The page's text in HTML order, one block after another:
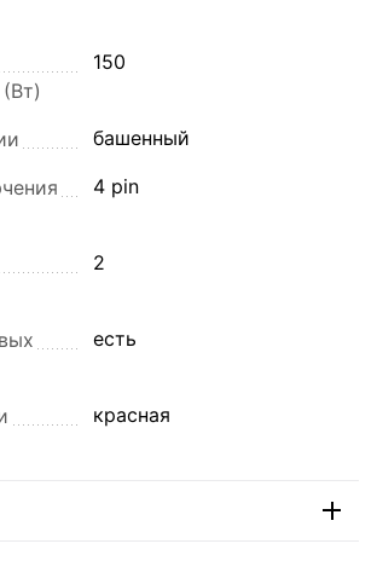
150
башенный
4 pin
2
есть
красная